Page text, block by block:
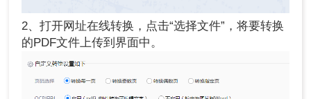
2、打开网址在线转换，点击“选择文件”，将要转换
的PDF文件上传到界面中。